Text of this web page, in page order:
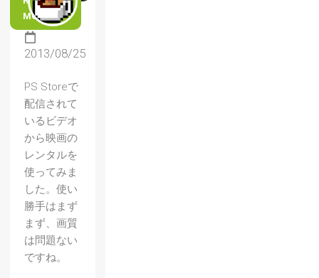
MORE
2013/08/25
PS Storeで
配信されて
いるビデオ
から映画の
レンタルを
使ってみま
した。使い
勝手はまず
まず、画質
は問題ない
ですね。